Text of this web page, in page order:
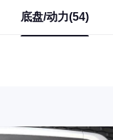
底盘/动力(54)